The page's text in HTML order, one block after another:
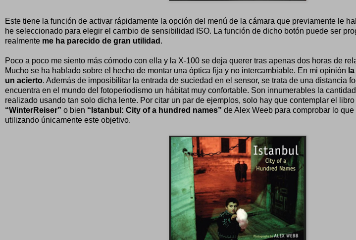
Este tiene la función de activar rápidamente la opción del menú de la cámara que previamente le
he seleccionado para elegir el cambio de sensibilidad ISO. La función de dicho botón puede ser
realmente me ha parecido de gran utilidad .
Poco a poco me siento más cómodo con ella y la X-100 se deja querer tras apenas dos horas de
Mucho se ha hablado sobre el hecho de montar una óptica fija y no intercambiable. En mi opinión
un acierto. Además de imposibilitar la entrada de suciedad en el sensor, se trata de una distancia
encuentra en el mundo del fotoperiodismo un hábitat muy confortable. Son innumerables la
realizado usando tan solo dicha lente. Por citar un par de ejemplos, solo hay que contemplar el libro
“WinterReiser” o bien “Istanbul: City of a hundred names” de Alex Weeb para comprobar lo
utilizando únicamente este objetivo.